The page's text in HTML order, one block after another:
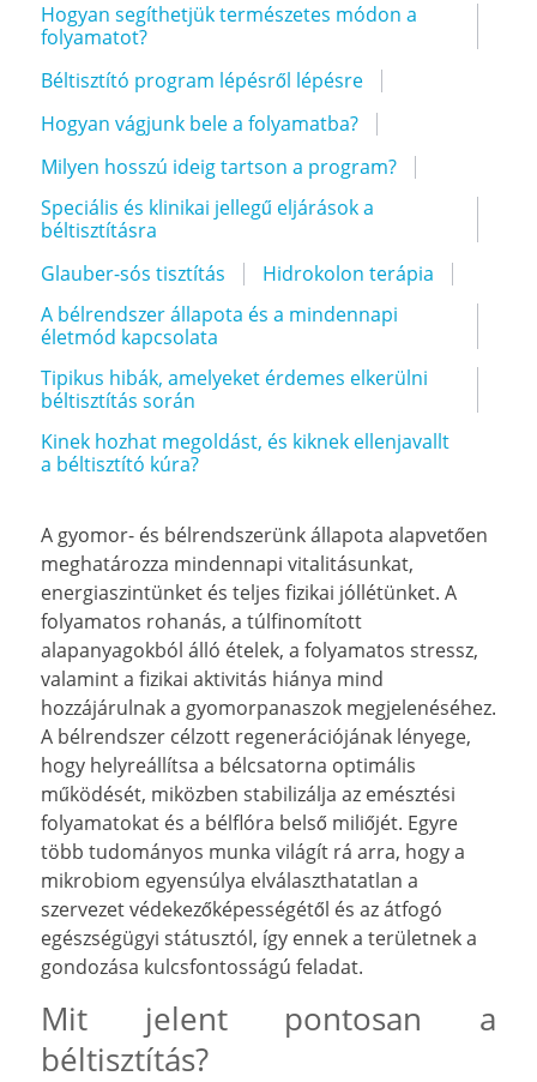
Hogyan segíthetjük természetes módon a
folyamatot?
Béltisztító program lépésről lépésre
Hogyan vágjunk bele a folyamatba?
Milyen hosszú ideig tartson a program?
Speciális és klinikai jellegű eljárások a
béltisztításra
Glauber-sós tisztítás
Hidrokolon terápia
A bélrendszer állapota és a mindennapi
életmód kapcsolata
Tipikus hibák, amelyeket érdemes elkerülni
béltisztítás során
Kinek hozhat megoldást, és kiknek ellenjavallt
a béltisztító kúra?
A gyomor- és bélrendszerünk állapota alapvetően
meghatározza mindennapi vitalitásunkat,
energiaszintünket és teljes fizikai jóllétünket. A
folyamatos rohanás, a túlfinomított
alapanyagokból álló ételek, a folyamatos stressz,
valamint a fizikai aktivitás hiánya mind
hozzájárulnak a gyomorpanaszok megjelenéséhez.
A bélrendszer célzott regenerációjának lényege,
hogy helyreállítsa a bélcsatorna optimális
működését, miközben stabilizálja az emésztési
folyamatokat és a bélflóra belső miliőjét. Egyre
több tudományos munka világít rá arra, hogy a
mikrobiom egyensúlya elválaszthatatlan a
szervezet védekezőképességétől és az átfogó
egészségügyi státusztól, így ennek a területnek a
gondozása kulcsfontosságú feladat.
Mit jelent pontosan a
béltisztítás?